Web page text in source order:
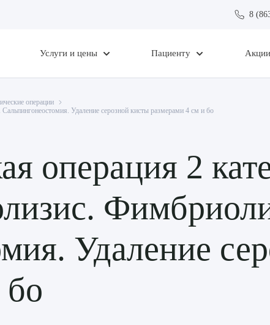
8
Услуги и цены Пациенту Акции
операции
Удаление серозной кисты размерами 4 см и бо
операция 2
Удаление